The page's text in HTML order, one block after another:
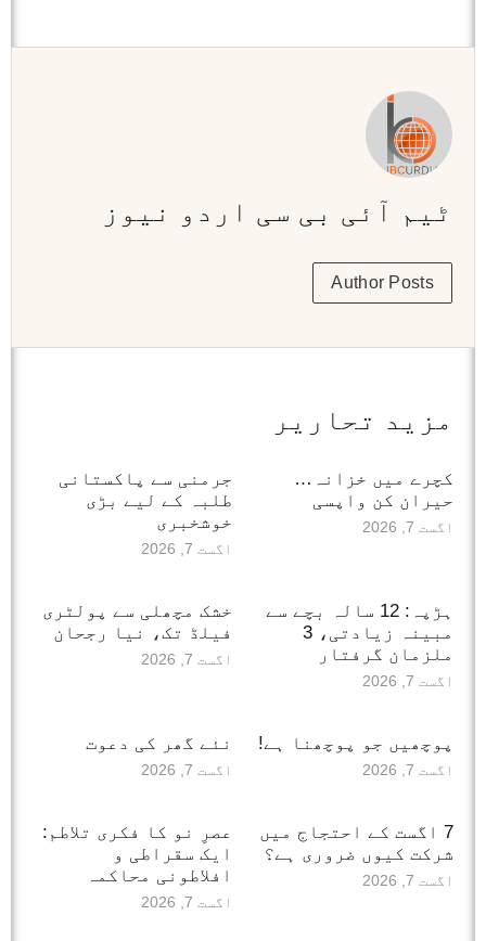
ٹیم آئی بی سی اردو نیوز
Author Posts
مزید تحاریر
کچرے میں خزانہ…
حیران کن واپسی
اگست 7, 2026
جرمنی سے پاکستانی
طلبہ کے لیے بڑی
خوشخبری
اگست 7, 2026
ہڑپہ: 12 سالہ بچے سے
مبینہ زیادتی، 3
ملزمان گرفتار
اگست 7, 2026
خشک مچھلی سے پولٹری
فیلڈ تک، نیا رجحان
اگست 7, 2026
پوچھیں جو پوچھنا ہے!
اگست 7, 2026
نئے گھر کی دعوت
اگست 7, 2026
7 اگست کے احتجاج میں
شرکت کیوں ضروری ہے؟
اگست 7, 2026
عصرِ نو کا فکری تلاطم:
ایک سقراطی و
افلاطونی محاکمہ
اگست 7, 2026